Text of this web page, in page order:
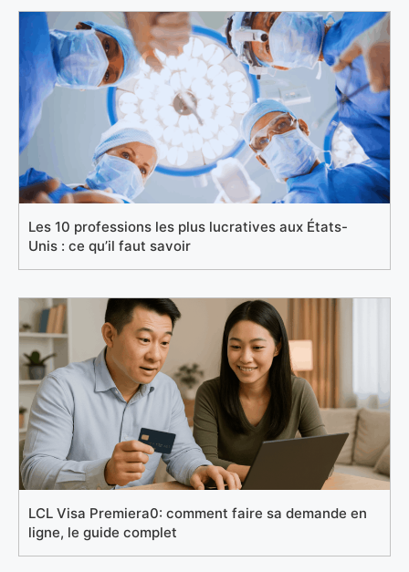
Les 10 professions les plus lucratives aux États-
Unis : ce qu’il faut savoir
LCL Visa Premiera0: comment faire sa demande en
ligne, le guide complet